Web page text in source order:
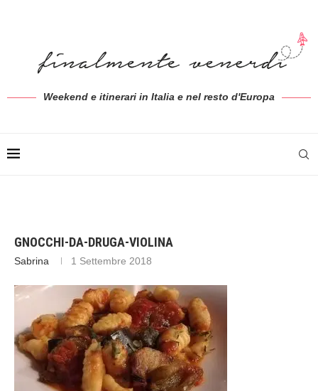
Weekend e itinerari in Italia e nel resto d'Europa
GNOCCHI-DA-DRUGA-VIOLINA
Sabrina 1 Settembre 2018